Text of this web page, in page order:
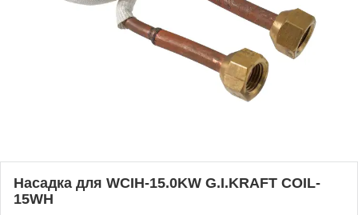
Насадка для WCIH-15.0KW G.I.KRAFT COIL-
15WH